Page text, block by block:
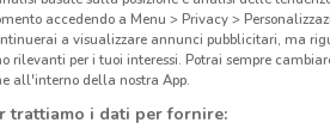
accedendo a Menu > Privacy >
a visualizzare annunci pubblicitari, ma
rilevanti per i tuoi interessi. Potrai sempre
all'interno della nostra App.
trattiamo i dati per fornire: